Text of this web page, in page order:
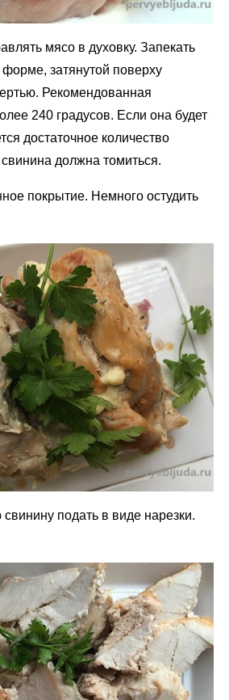
мясо в духовку. Запекать
форме, затянутой поверху
Рекомендованная
240 градусов. Если она будет
достаточное количество
должна томиться.
покрытие. Немного остудить
подать в виде нарезки.